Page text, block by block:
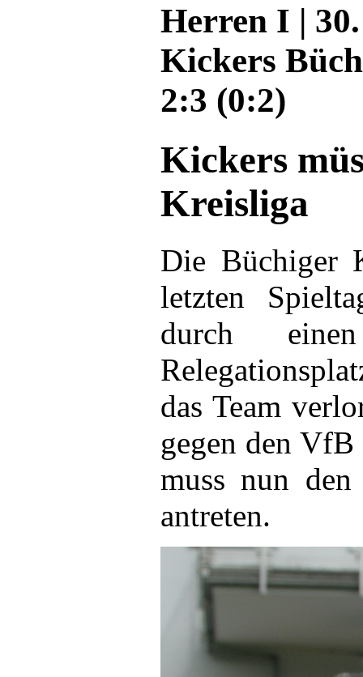
Herren I |
Kickers
2:3 (0:2)
Kickers
Kreisliga
Die Büchiger
letzten
durch
das Team
gegen den
muss nun
antreten.